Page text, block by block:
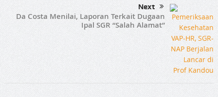
Next
Da Costa Menilai, Laporan Terkait Dugaan
Ipal SGR “Salah Alamat”